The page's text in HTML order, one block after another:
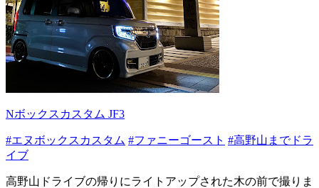
Nボックスカスタム JF3
#エヌボックスカスタム #ファニーゴースト #高野山までドラ
イブ
高野山ドライブの帰りにライトアップされた木の前で撮りま